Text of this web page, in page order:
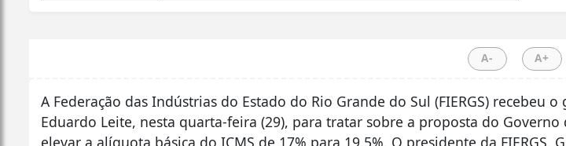
A- A+
A Federação das Indústrias do Estado do Rio Grande do Sul (FIERGS) recebeu
Eduardo Leite, nesta quarta-feira (29), para tratar sobre a proposta do Governo